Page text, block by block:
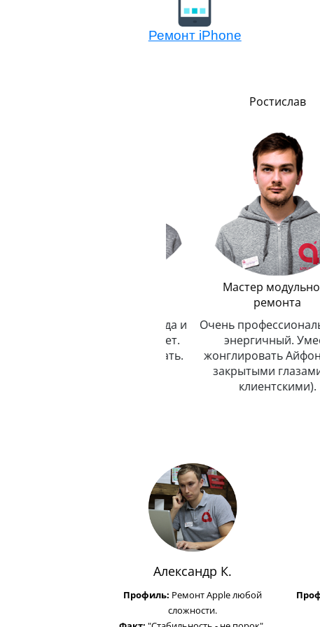
Ремонт iPhone
Ростислав
Мастер модульного
ремонта
Очень профессиональный
энергичный. Умеет
жонглировать Айфонами с
закрытыми глазами (не
клиентскими).
Александр К.
Профиль: Ремонт Apple любой
сложности.